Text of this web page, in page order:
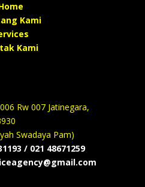
Kami
Kami
Rw 007 Jatinegara,
Swadaya Pam)
/ 021 48671259